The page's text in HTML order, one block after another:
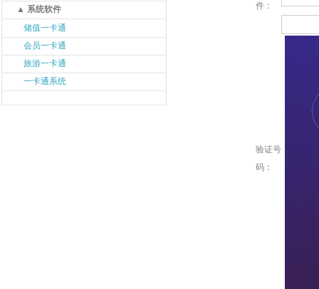
▲ 系统软件
储值一卡通
会员一卡通
旅游一卡通
一卡通系统
件：
验证号
码：